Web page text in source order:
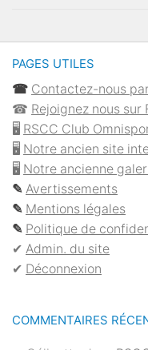
PAGES UTILES
☎︎ Contactez-nous
☎︎ Rejoignez nous sur
🖥 RSCC Club
🖥 Notre ancien site
🖥 Notre ancienne
✎ Avertissements
✎ Mentions légales
✎ Politique de
✔︎ Admin. du site
✔︎ Déconnexion
COMMENTAIRES